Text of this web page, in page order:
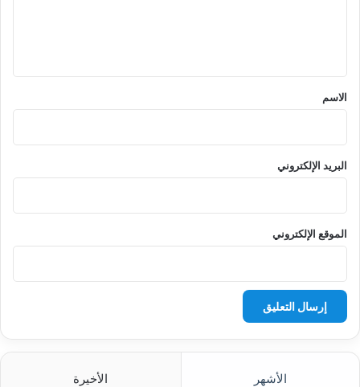
*
الاسم
البريد الإلكتروني
الموقع الإلكتروني
الأشهر الأخيرة